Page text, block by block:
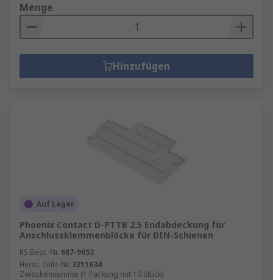
Menge
Hinzufügen
Auf Lager
Phoenix Contact D-PTTB 2.5 Endabdeckung für
Anschlussklemmenblöcke für DIN-Schienen
RS Best.-Nr. 687-9653
Herst. Teile-Nr. 3211634
Zwischensumme (1 Packung mit 10 Stück)